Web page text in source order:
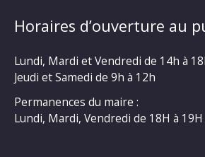
Horaires d’ouverture au
Lundi, Mardi et Vendredi de 14h à
Jeudi et Samedi de 9h à 12h
Permanences du maire :
Lundi, Mardi, Vendredi de 18H à